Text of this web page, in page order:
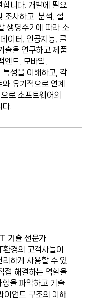
니다. 개발에 필요
조사하고, 분석, 설
생명주기에 따라 소
이터, 인공지능, 클
술을 연구하고 제품
엔드, 모바일,
성을 이해하고, 각
유기적으로 연계
로 소프트웨어의
.
기술 전문가
경의 고객사들이
하게 사용할 수 있
접 해결하는 역할을
항을 파악하고 기술
이언트 구조의 이해